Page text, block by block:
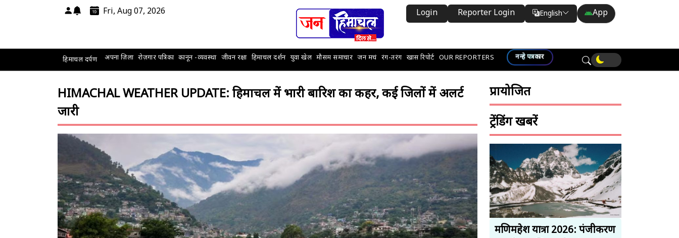
Fri, Aug 07, 2026 Login Reporter Login English
Translate
App
हिमाचल दर्पण अपना ज़िला रोज़गार पत्रिका कानून -व्यवस्था जीवन रक्षा हिमाचल दर्शन युवा खेल मौसम समाचार जन मचं रंग-तरंग खास रिपोर्ट OUR REPORTERS नन्हे पत्रकार
HIMACHAL WEATHER UPDATE: हिमाचल में भारी बारिश का कहर, कई जिलों में अलर्ट
जारी
प्रायोजित
ट्रेंडिंग खबरें
मणिमहेश यात्रा 2026: पंजीकरण